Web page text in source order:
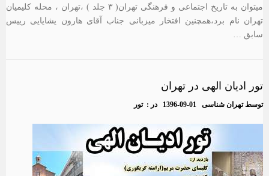
میتوان به تاریخ اجتماعی و فرهنگی تهران( ۳ جلد ) ،تهران ، محله کلیمیان
تهران نام برد،همچنین افتخار میزبانی جناب آقای هارون یشایایی رییس
سابق …
تور ادیان الهی در تهران
توسطتهران شناسی 1396-09-01 در :تور